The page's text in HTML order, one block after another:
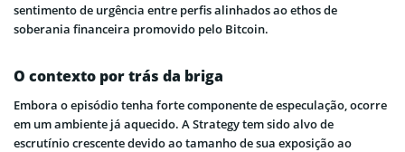
sentimento de urgência entre perfis alinhados ao ethos de
soberania financeira promovido pelo Bitcoin.
O contexto por trás da briga
Embora o episódio tenha forte componente de especulação, ocorre
em um ambiente já aquecido. A Strategy tem sido alvo de
escrutínio crescente devido ao tamanho de sua exposição ao